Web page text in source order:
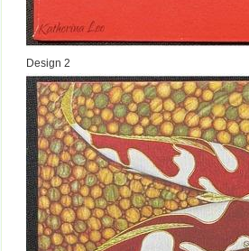
Design 2